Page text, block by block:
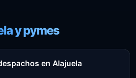
y pymes
en Alajuela